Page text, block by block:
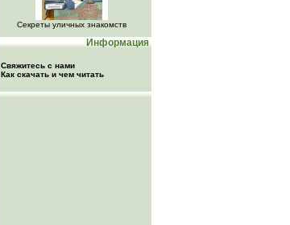
Секреты уличных знакомств
Информация
Свяжитесь с нами
Как скачать и чем читать